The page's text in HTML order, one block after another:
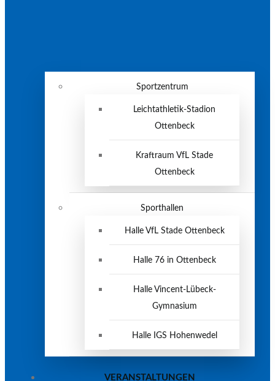
Sportzentrum
Leichtathletik-Stadion
Ottenbeck
Kraftraum VfL Stade
Ottenbeck
Sporthallen
Halle VfL Stade Ottenbeck
Halle 76 in Ottenbeck
Halle Vincent-Lübeck-
Gymnasium
Halle IGS Hohenwedel
VERANSTALTUNGEN